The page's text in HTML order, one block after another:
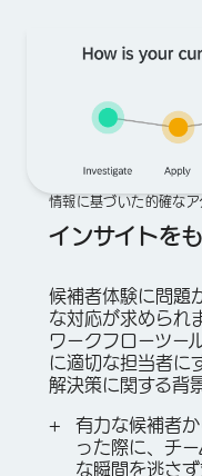
情報に基づいた的確なア
インサイトを
候補者体験に問題
な対応が求められ
ワークフローツー
に適切な担当者に
解決策に関する背
有力な候補者
った際に、チ
な瞬間を逃さ